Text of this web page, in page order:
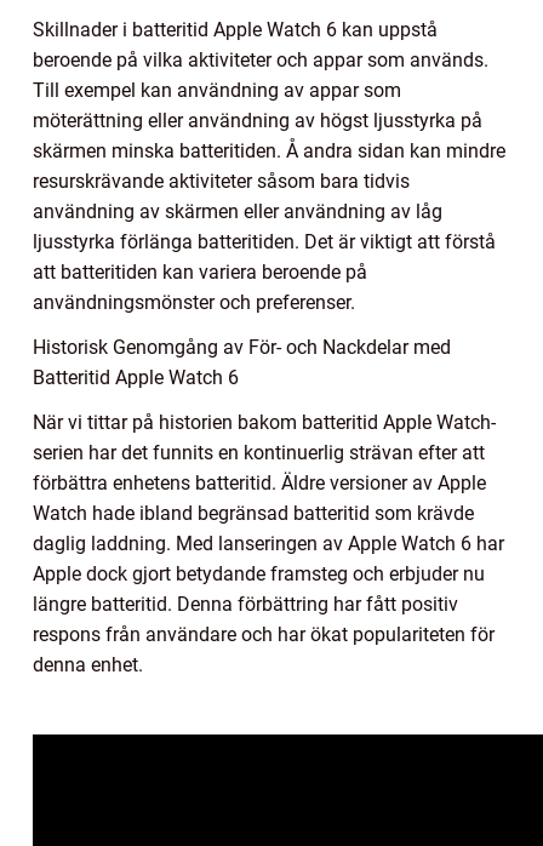
Skillnader i batteritid Apple Watch 6 kan uppstå
beroende på vilka aktiviteter och appar som används.
Till exempel kan användning av appar som
möterättning eller användning av högst ljusstyrka på
skärmen minska batteritiden. Å andra sidan kan mindre
resurskrävande aktiviteter såsom bara tidvis
användning av skärmen eller användning av låg
ljusstyrka förlänga batteritiden. Det är viktigt att förstå
att batteritiden kan variera beroende på
användningsmönster och preferenser.
Historisk Genomgång av För- och Nackdelar med
Batteritid Apple Watch 6
När vi tittar på historien bakom batteritid Apple Watch-
serien har det funnits en kontinuerlig strävan efter att
förbättra enhetens batteritid. Äldre versioner av Apple
Watch hade ibland begränsad batteritid som krävde
daglig laddning. Med lanseringen av Apple Watch 6 har
Apple dock gjort betydande framsteg och erbjuder nu
längre batteritid. Denna förbättring har fått positiv
respons från användare och har ökat populariteten för
denna enhet.